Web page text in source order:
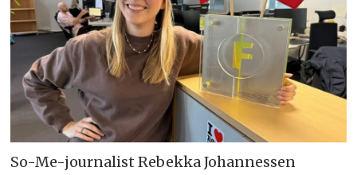
So-Me-journalist Rebekka Johannessen